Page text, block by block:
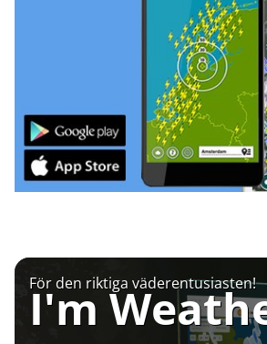
För den riktiga väderentusiasten!
I'm